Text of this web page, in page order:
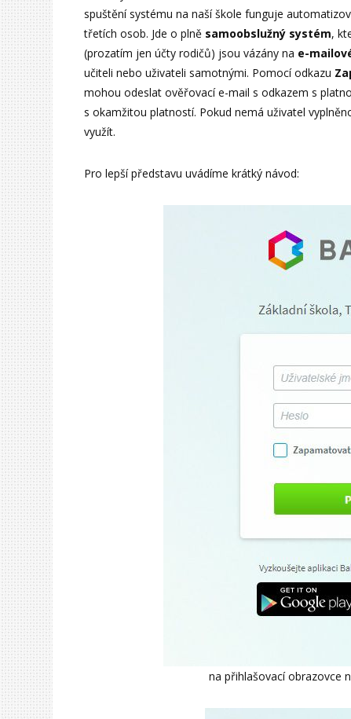
spuštění systému na naší škole funguje
třetích osob. Jde o plně samoobslužný systém,
(prozatím jen účty rodičů) jsou vázány na e-
učiteli nebo uživateli samotnými. Pomocí odkazu
mohou odeslat ověřovací e-mail s odkazem s
s okamžitou platností. Pokud nemá uživatel
využít.
Pro lepší představu uvádíme krátký návod:
na přihlašovací obrazovce